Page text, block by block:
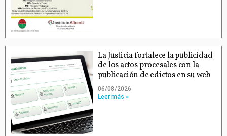
La Justicia fortalece la publicidad
de los actos procesales con la
publicación de edictos en su web
06/08/2026
Leer más »